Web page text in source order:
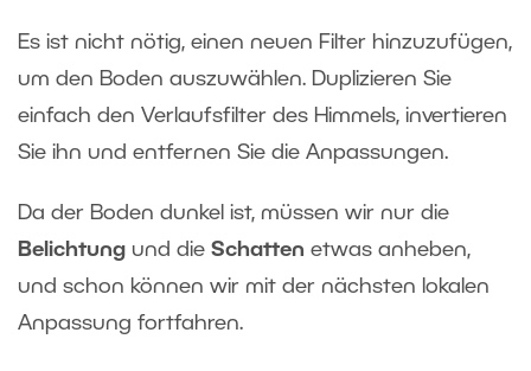
Es ist nicht nötig, einen neuen Filter hinzuzufügen,
um den Boden auszuwählen. Duplizieren Sie
einfach den Verlaufsfilter des Himmels, invertieren
Sie ihn und entfernen Sie die Anpassungen.
Da der Boden dunkel ist, müssen wir nur die
Belichtung und die Schatten etwas anheben,
und schon können wir mit der nächsten lokalen
Anpassung fortfahren.